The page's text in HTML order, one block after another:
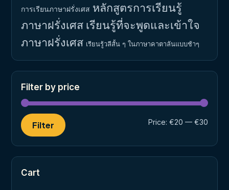
การเรียนภาษาฝรั่งเศส หลักสูตรการเรียนรู้
ภาษาฝรั่งเศส เรียนรู้ที่จะพูดและเข้าใจ
ภาษาฝรั่งเศส เรียนรู้วลีสั้น ๆ ในภาษาคาตาลันแบบช้าๆ
Filter by price
Filter Price: €20 — €30
Cart